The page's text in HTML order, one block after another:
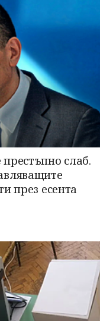
слаб.
през есента